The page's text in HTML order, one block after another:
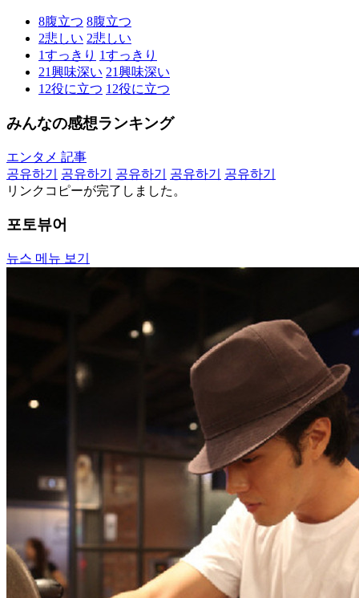
8腹立つ 8腹立つ
2悲しい 2悲しい
1すっきり 1すっきり
21興味深い 21興味深い
12役に立つ 12役に立つ
みんなの感想ランキング
エンタメ 記事
공유하기
공유하기 공유하기 공유하기
공유하기
リンクコピーが完了しました。
포토뷰어
뉴스 메뉴 보기